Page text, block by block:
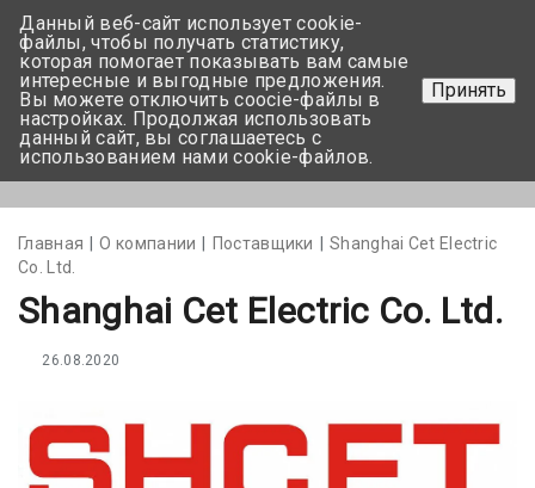
+375 17-350-99-56
+375 44-752-82-08
Задать вопрос
Главная О компании Поставщики
Shanghai Cet Electric
Co. Ltd.
Shanghai Cet Electric Co. Ltd.
26.08.2020
Данный веб-сайт использует cookie-
файлы, чтобы получать статистику,
которая помогает показывать вам самые
интересные и выгодные предложения.
Вы можете отключить coocie-файлы в
настройках. Продолжая использовать
данный сайт, вы соглашаетесь с
использованием нами cookie-файлов.
Принять